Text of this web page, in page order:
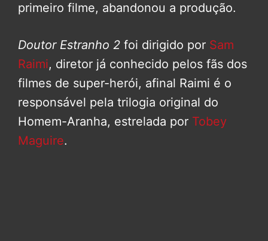
primeiro filme, abandonou a produção.
Doutor Estranho 2 foi dirigido por Sam
Raimi, diretor já conhecido pelos fãs dos
filmes de super-herói, afinal Raimi é o
responsável pela trilogia original do
Homem-Aranha, estrelada por Tobey
Maguire.